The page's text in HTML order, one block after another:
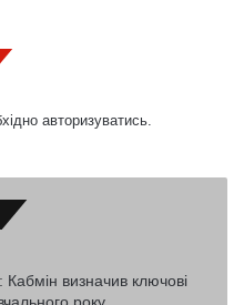
авторизуватись.
визначив ключові